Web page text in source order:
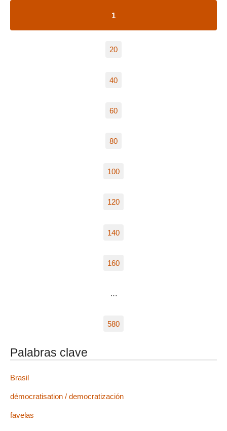
1
20
40
60
80
100
120
140
160
…
580
Palabras clave
Brasil
démocratisation / democratización
favelas